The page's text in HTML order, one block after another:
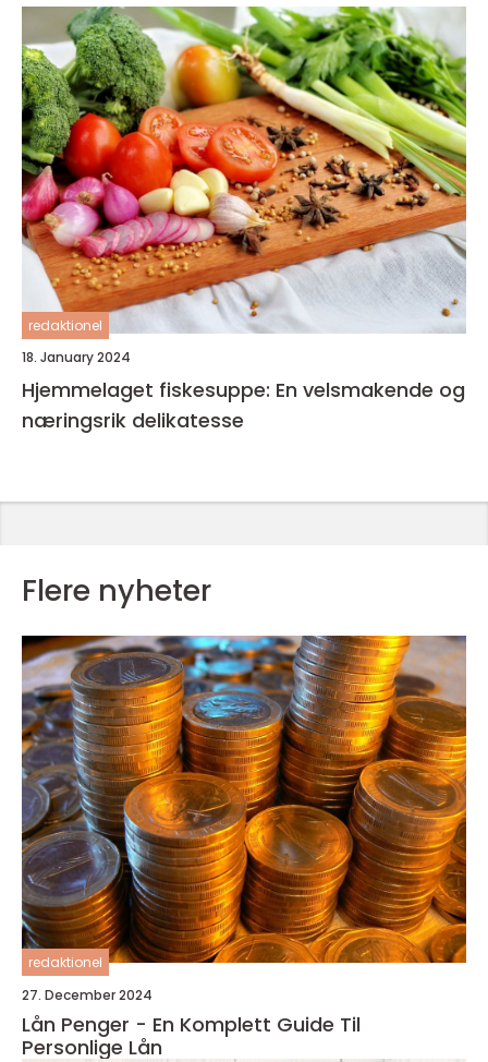
redaktionel
18. January 2024
Hjemmelaget fiskesuppe: En velsmakende og
næringsrik delikatesse
Flere nyheter
redaktionel
27. December 2024
Lån Penger - En Komplett Guide Til
Personlige Lån